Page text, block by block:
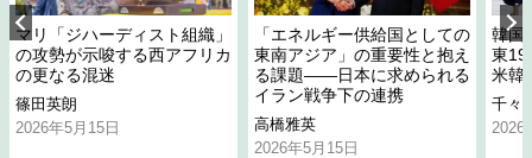
マリ「ジハーディスト組織」
の攻勢が示唆する西アフリカ
の更なる混迷
篠田英朗
2026年5月15日
「エネルギー供給国としての
東南アジア」の重要性と抱え
る課題――日本に求められる
イラン戦争下の連携
高橋雅英
2026年5月15日
韓国
東
米韓
千々
2026